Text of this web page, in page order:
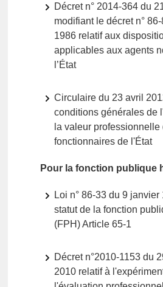
Décret n° 2014-364 du
modifiant le décret n°
1986 relatif aux
applicables aux agents
l’État
Circulaire du 23 avril
conditions générales de
la valeur professionnelle
fonctionnaires de l'État
Pour la fonction publique
Loi n° 86-33 du 9
statut de la fonction
(FPH) Article 65-1
Décret n°2010-1153 du
2010 relatif à